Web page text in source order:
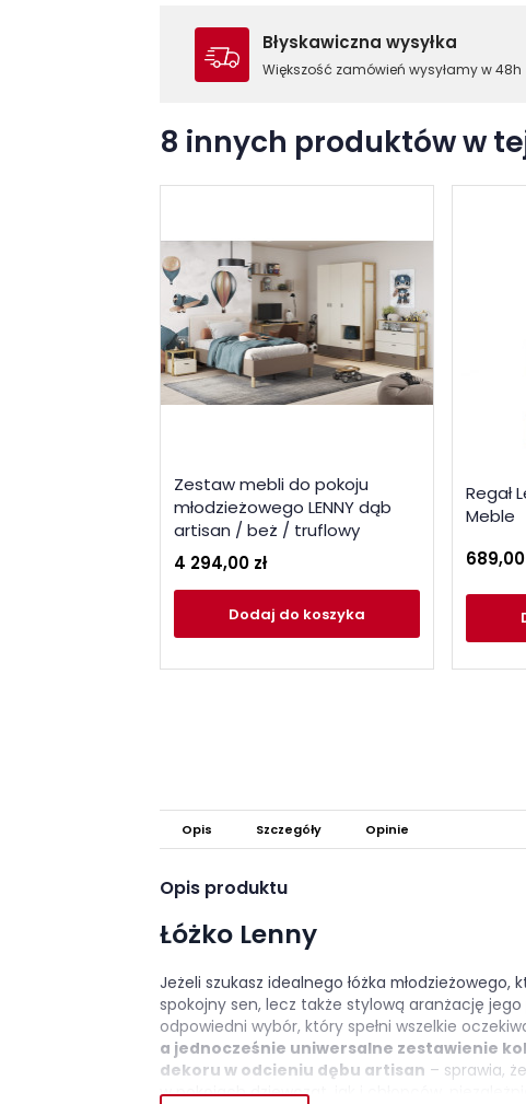
Błyskawiczna wysyłka
Większość zamówień wysyłamy w 48h
8 innych produktów w
Zestaw mebli do pokoju
młodzieżowego LENNY dąb
artisan / beż / truflowy
4 294,00 zł
Dodaj do koszyka
Regał
Meble
689,00
Opis Szczegóły Opinie
Opis produktu
Łóżko Lenny
Jeżeli szukasz idealnego łóżka
spokojny sen, lecz także stylową aranżację jego
odpowiedni wybór, który spełni wszelkie
a jednocześnie uniwersalne zestawienie
dekoru w odcieniu dębu artisan – sprawia,
w pokojach dziewcząt, jak i chłopców,